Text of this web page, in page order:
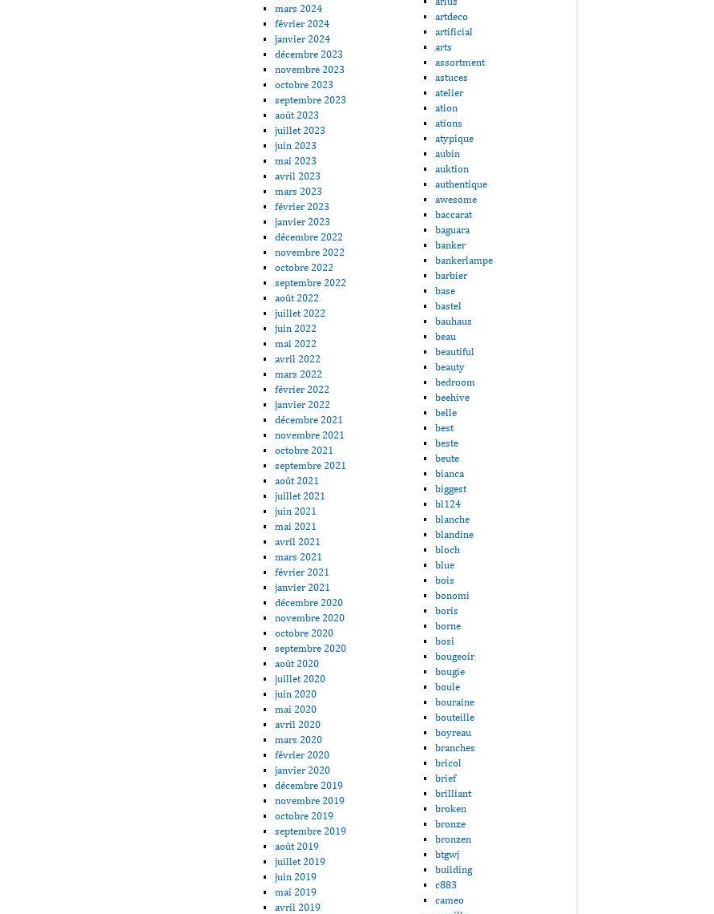
mars 2024
février 2024
janvier 2024
décembre 2023
novembre 2023
octobre 2023
septembre 2023
août 2023
juillet 2023
juin 2023
mai 2023
avril 2023
mars 2023
février 2023
janvier 2023
décembre 2022
novembre 2022
octobre 2022
septembre 2022
août 2022
juillet 2022
juin 2022
mai 2022
avril 2022
mars 2022
février 2022
janvier 2022
décembre 2021
novembre 2021
octobre 2021
septembre 2021
août 2021
juillet 2021
juin 2021
mai 2021
avril 2021
mars 2021
février 2021
janvier 2021
décembre 2020
novembre 2020
octobre 2020
septembre 2020
août 2020
juillet 2020
juin 2020
mai 2020
avril 2020
mars 2020
février 2020
janvier 2020
décembre 2019
novembre 2019
octobre 2019
septembre 2019
août 2019
juillet 2019
juin 2019
mai 2019
avril 2019
artdeco
artificial
arts
assortment
astuces
atelier
ation
ations
atypique
aubin
auktion
authentique
awesome
baccarat
baguara
banker
bankerlampe
barbier
base
bastel
bauhaus
beau
beautiful
beauty
bedroom
beehive
belle
best
beste
beute
bianca
biggest
bl124
blanche
blandine
bloch
blue
bois
bonomi
boris
borne
bosi
bougeoir
bougie
boule
bouraine
bouteille
boyreau
branches
bricol
brief
brilliant
broken
bronze
bronzen
btgwj
building
c883
cameo